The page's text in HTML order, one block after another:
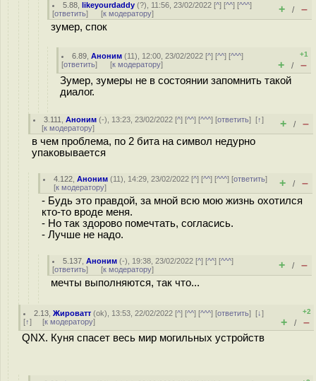
5.88 ,likeyourdaddy (?), 11:56, 23/02/2022 [^] [^^] [^^^]
[ответить] [к модератору] + / –
зумер, спок
6.89 ,Аноним (11), 12:00, 23/02/2022 [^] [^^] [^^^]
[ответить] [к модератору]
+1
+ / –
Зумер, зумеры не в состоянии запомнить такой
диалог.
3.111 ,Аноним (-), 13:23, 23/02/2022 [^] [^^] [^^^] [ответить][↑]
[к модератору] + / –
в чем проблема, по 2 бита на символ недурно
упаковывается
4.122 ,Аноним (11), 14:29, 23/02/2022 [^] [^^] [^^^] [ответить]
[к модератору] + / –
- Будь это правдой, за мной всю мою жизнь охотился
кто-то вроде меня.
- Но так здорово помечтать, согласись.
- Лучше не надо.
5.137 ,Аноним (-), 19:38, 23/02/2022 [^] [^^] [^^^]
[ответить] [к модератору] + / –
мечты выполняются, так что...
2.13 ,Жироватт (ok), 13:53, 22/02/2022 [^] [^^] [^^^] [ответить][↓]
[↑] [к модератору]
+2
+ / –
QNX. Куня спасет весь мир могильных устройств